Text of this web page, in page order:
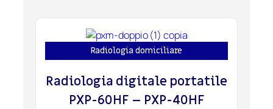
Radiologia domiciliare
Radiologia digitale portatile
PXP-60HF – PXP-40HF